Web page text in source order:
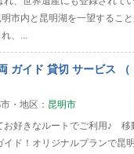
市内と昆明湖を一望するこ
、...
ガイド 貸切 サービス
・地区： 昆明市
お好きなルートでご利用♪ 移
ド！オリジナルプランで昆